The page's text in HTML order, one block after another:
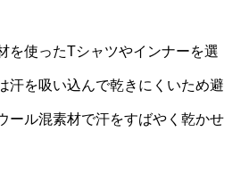
を使ったTシャツやインナーを選
汗を吸い込んで乾きにくいため避
ール混素材で汗をすばやく乾かせ